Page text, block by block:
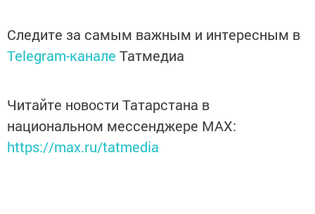
Следите за самым важным и интересным в
Telegram-канале Татмедиа
Читайте новости Татарстана в
национальном мессенджере MАХ:
https://max.ru/tatmedia